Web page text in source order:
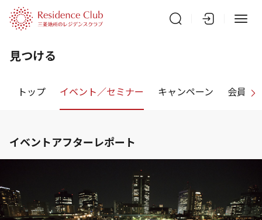
見つける
トップ イベント／セミナー キャンペーン 会員特
イベントアフターレポート